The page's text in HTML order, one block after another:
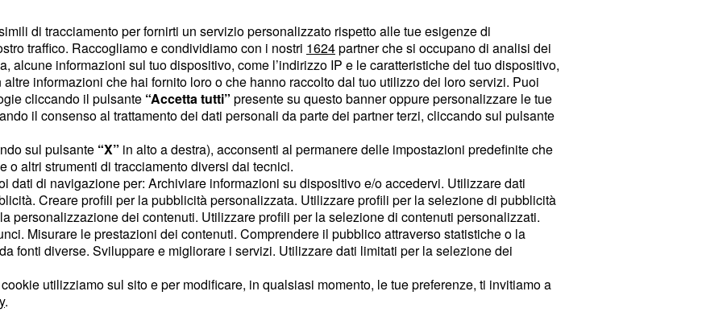
ricostruito, aveva
al tampone,
coronavirus.
stata curata a casa.
non accennava a
di
polmonite
quindi disposto il
di ginecologia
della donna è
di ieri, venerdì 27
respiratorie ed
di tracciamento per fornirti un servizio personalizzato rispetto alle tue esigenze di
traffico. Raccogliamo e condividiamo con i nostri 1624partner che si occupano di analisi dei
alcune informazioni sul tuo dispositivo, come l’indirizzo IP e le caratteristiche del tuo dispositivo,
informazioni che hai fornito loro o che hanno raccolto dal tuo utilizzo dei loro servizi. Puoi
cliccando il pulsante “Accetta tutti” presente su questo banner oppure personalizzare le tue
il consenso al trattamento dei dati personali da parte dei partner terzi, cliccando sul pulsante
sul pulsante “X” in alto a destra), acconsenti al permanere delle impostazioni predefinite che
o altri strumenti di tracciamento diversi dai tecnici.
dati di navigazione per: Archiviare informazioni su dispositivo e/o accedervi. Utilizzare dati
Creare profili per la pubblicità personalizzata. Utilizzare profili per la selezione di pubblicità
personalizzazione dei contenuti. Utilizzare profili per la selezione di contenuti personalizzati.
Misurare le prestazioni dei contenuti. Comprendere il pubblico attraverso statistiche o la
fonti diverse. Sviluppare e migliorare i servizi. Utilizzare dati limitati per la selezione dei
utilizziamo sul sito e per modificare, in qualsiasi momento, le tue preferenze, ti invitiamo a
.